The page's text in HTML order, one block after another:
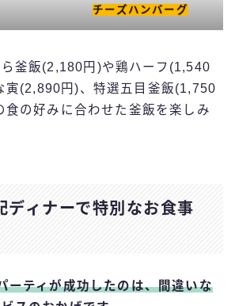
チーズハンバーグ
釜飯(2,180円)や鶏ハーフ(1,540
寅(2,890円)、特選五目釜飯(1,750
食の好みに合わせた釜飯を楽しみ
ディナーで特別なお食事
ーティが成功したのは、間違いな